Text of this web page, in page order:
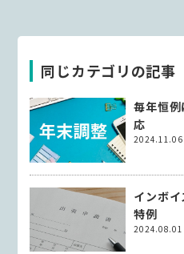
同じカテゴリの記事
毎年恒
応
2024.11.06
インボ
特例
2024.08.01